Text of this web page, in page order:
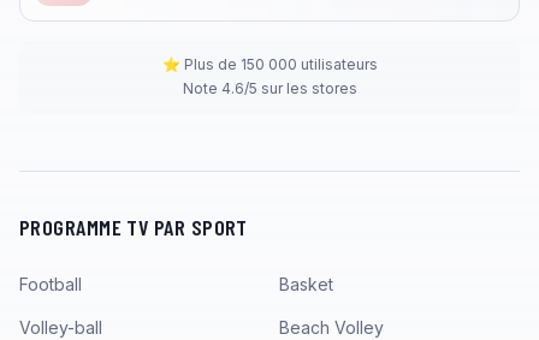
⭐ Plus de 150 000 utilisateurs
Note 4.6/5 sur les stores
PROGRAMME TV PAR SPORT
Football Basket
Volley-ball Beach Volley